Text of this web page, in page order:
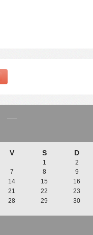
V S D
1
2
7 8
9
14 15
16
21 22
23
28 29
30